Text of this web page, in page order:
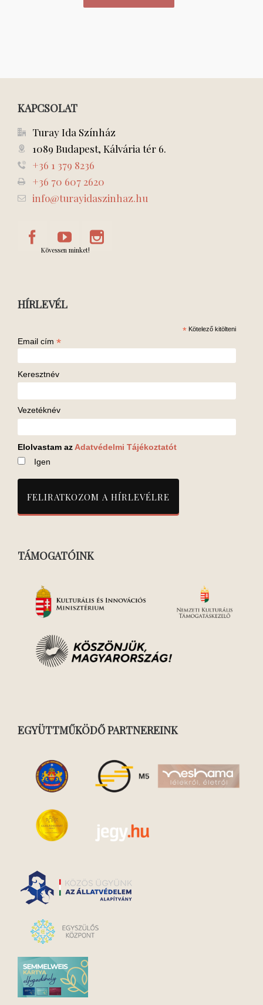
KAPCSOLAT
Turay Ida Színház
1089 Budapest, Kálvária tér 6.
+36 1 379 8236
+36 70 607 2620
info@turayidaszinhaz.hu
Kövessen minket!
HÍRLEVÉL
* Kötelező kitölteni
Email cím *
Keresztnév
Vezetéknév
Elolvastam az Adatvédelmi Tájékoztatót
Igen
TÁMOGATÓINK
EGYÜTTMŰKÖDŐ PARTNEREINK